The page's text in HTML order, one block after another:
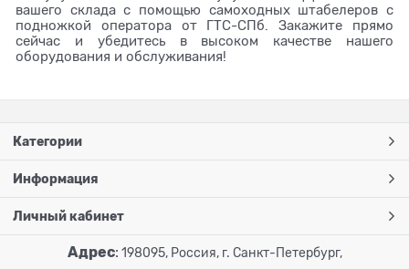
вашего склада с помощью самоходных штабелеров с
подножкой оператора от ГТС-СПб. Закажите прямо
сейчас и убедитесь в высоком качестве нашего
оборудования и обслуживания!
Категории
Информация
Личный кабинет
Адрес: 198095, Россия, г. Санкт-Петербург,